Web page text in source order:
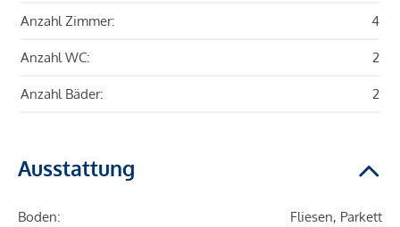
Anzahl Zimmer: 4
Anzahl WC: 2
Anzahl Bäder: 2
Ausstattung
Boden: Fliesen, Parkett